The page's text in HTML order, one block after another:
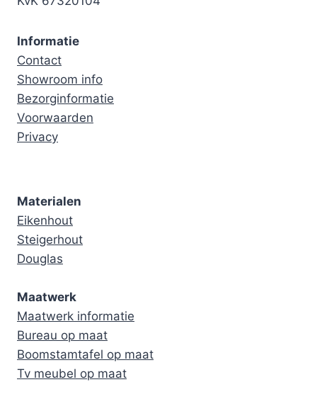
Informatie
Contact
Showroom info
Bezorginformatie
Voorwaarden
Privacy
Materialen
Eikenhout
Steigerhout
Douglas
Maatwerk
Maatwerk informatie
Bureau op maat
Boomstamtafel op maat
Tv meubel op maat